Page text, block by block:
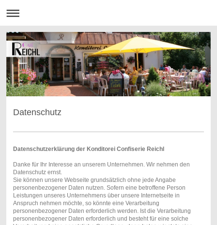
Datenschutz
Datenschutzerklärung der Konditorei Confiserie Reichl
Danke für Ihr Interesse an unserem Unternehmen. Wir nehmen den
Datenschutz ernst.
Sie können unsere Webseite grundsätzlich ohne jede Angabe
personenbezogener Daten nutzen. Sofern eine betroffene Person
Leistungen unseres Unternehmens über unsere Internetseite in
Anspruch nehmen möchte, so könnte eine Verarbeitung
personenbezogener Daten erforderlich werden. Ist die Verarbeitung
personenbezogener Daten erforderlich und besteht für eine solche